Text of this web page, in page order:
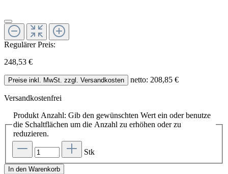
Regulärer Preis:
248,53 €
Preise inkl. MwSt. zzgl. Versandkosten netto: 208,85 €
Versandkostenfrei
Produkt Anzahl: Gib den gewünschten Wert ein oder benutze
die Schaltflächen um die Anzahl zu erhöhen oder zu
reduzieren.
Stk
In den Warenkorb